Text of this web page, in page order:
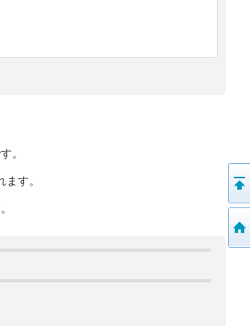
。
す。